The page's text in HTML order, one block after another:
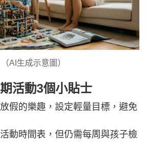
（AI生成示意圖）
活動3個小貼士
假的樂趣，設定輕量目標，避免
動時間表，但仍需每周與孩子檢